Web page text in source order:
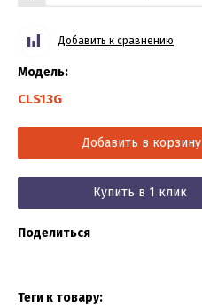
Добавить к сравнению
Модель:
CLS13G
Добавить в корзину
Купить в 1 клик
Поделиться
Теги к товару: